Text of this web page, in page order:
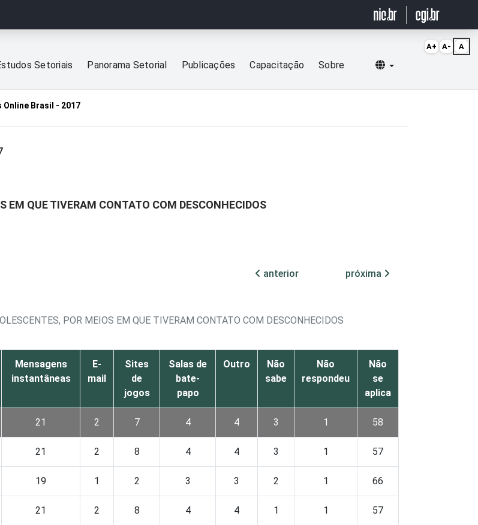
Setoriais Panorama Setorial Publicações Capacitação Sobre Selecionar idioma
Online Brasil - 2017
EM QUE TIVERAM CONTATO COM DESCONHECIDOS
anterior
próxima
POR MEIOS EM QUE TIVERAM CONTATO COM DESCONHECIDOS
Mensagens
instantâneas
E-
mail
Sites
de
jogos
Salas de
bate-
papo
Outro
Não
sabe
Não
respondeu
Não
se
aplica
21 2 7 4 4 3 1 58
21 2 8 4 4 3 1 57
19 1 2 3 3 2 1 66
21 2 8 4 4 1 1 57
A+ A- A